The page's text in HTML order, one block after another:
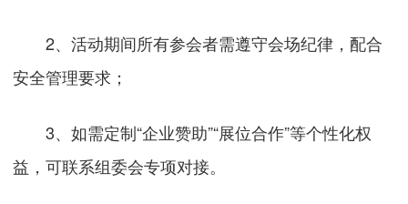
2、活动期间所有参会者需遵守会场纪律，配合
安全管理要求；
3、如需定制“企业赞助”“展位合作”等个性化权
益，可联系组委会专项对接。